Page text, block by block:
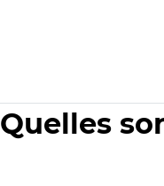
Quelles